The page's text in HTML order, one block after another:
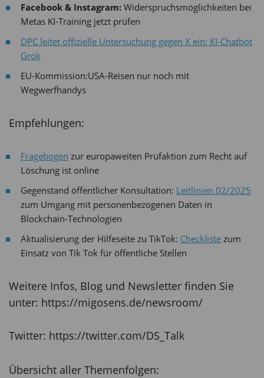
Facebook & Instagram: Widerspruchsmöglichkeiten bei
Metas KI-Training jetzt prüfen
DPC leitet offizielle Untersuchung gegen X ein: KI-Chatbot
Grok
EU-Kommission:USA-Reisen nur noch mit
Wegwerfhandys
Empfehlungen:
Fragebogen zur europaweiten Prüfaktion zum Recht auf
Löschung ist online
Gegenstand öffentlicher Konsultation: Leitlinien 02/2025
zum Umgang mit personenbezogenen Daten in
Blockchain-Technologien
Aktualisierung der Hilfeseite zu TikTok: Checkliste zum
Einsatz von Tik Tok für öffentliche Stellen
Weitere Infos, Blog und Newsletter finden Sie
unter: https://migosens.de/newsroom/
Twitter: https://twitter.com/DS_Talk
Übersicht aller Themenfolgen: